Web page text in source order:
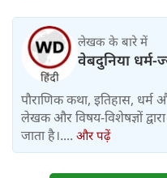
लेखक के बारे में
वेबदुनिया धर्म-
पौराणिक कथा, इतिहास, धर्म
लेखक और विषय-विशेषज्ञों
जाता है।.... और पढ़ें